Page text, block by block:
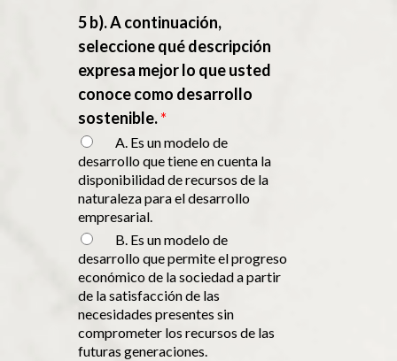
5 b). A continuación,
seleccione qué descripción
expresa mejor lo que usted
conoce como desarrollo
sostenible.*
A. Es un modelo de
desarrollo que tiene en cuenta la
disponibilidad de recursos de la
naturaleza para el desarrollo
empresarial.
B. Es un modelo de
desarrollo que permite el progreso
económico de la sociedad a partir
de la satisfacción de las
necesidades presentes sin
comprometer los recursos de las
futuras generaciones.